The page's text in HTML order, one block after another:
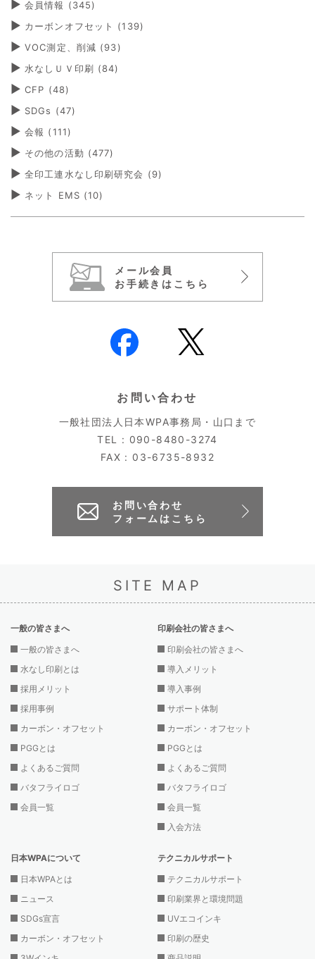
会員情報 (345)
カーボンオフセット
(139)
VOC測定、削減 (93)
水なしＵＶ印刷 (84)
CFP (48)
SDGs (47)
会報 (111)
その他の活動 (477)
全印工連水なし印刷研究会 (9)
ネット EMS (10)
メール会員
お手続きはこちら
お問い合わせ
一般社団法人日本WPA事務局・山口まで
TEL : 090-8480-3274
FAX : 03-6735-8932
お問い合わせ
フォームはこちら
SITE MAP
一般の皆さまへ
一般の皆さまへ
水なし印刷とは
採用メリット
採用事例
カーボン・オフセット
PGGとは
よくあるご質問
バタフライロゴ
会員一覧
印刷会社の皆さまへ
印刷会社の皆さまへ
導入メリット
導入事例
サポート体制
カーボン・オフセット
PGGとは
よくあるご質問
バタフライロゴ
会員一覧
入会方法
日本WPAについて
日本WPAとは
ニュース
SDGs宣言
カーボン・オフセット
テクニカルサポート
テクニカルサポート
印刷業界と環境問題
UVエコインキ
印刷の歴史